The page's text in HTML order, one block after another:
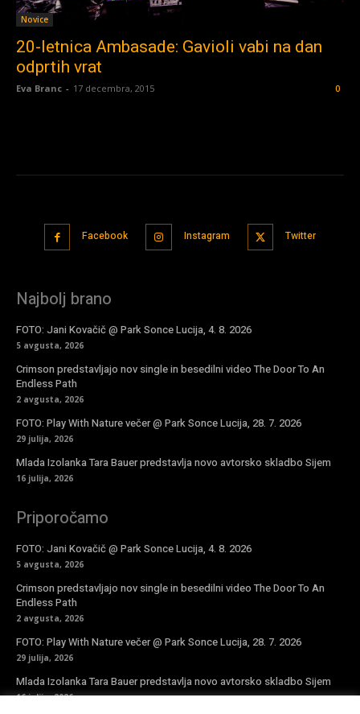
Novice
20-letnica Ambasade: Gavioli vabi na dan
odprtih vrat
Eva Branc - 17 decembra, 2015 0
Facebook Instagram Twitter
Najbolj brano
FOTO: Jani Kovačič @ Park Sonce Lucija, 4. 8. 2026
5 avgusta, 2026
Crimson predstavljajo nov single in besedilni video The Door To An
Endless Path
2 avgusta, 2026
FOTO: Play With Nature večer @ Park Sonce Lucija, 28. 7. 2026
29 julija, 2026
Mlada Izolanka Tara Bauer predstavlja novo avtorsko skladbo Sijem
16 julija, 2026
Priporočamo
FOTO: Jani Kovačič @ Park Sonce Lucija, 4. 8. 2026
5 avgusta, 2026
Crimson predstavljajo nov single in besedilni video The Door To An
Endless Path
2 avgusta, 2026
FOTO: Play With Nature večer @ Park Sonce Lucija, 28. 7. 2026
29 julija, 2026
Mlada Izolanka Tara Bauer predstavlja novo avtorsko skladbo Sijem
16 julija, 2026